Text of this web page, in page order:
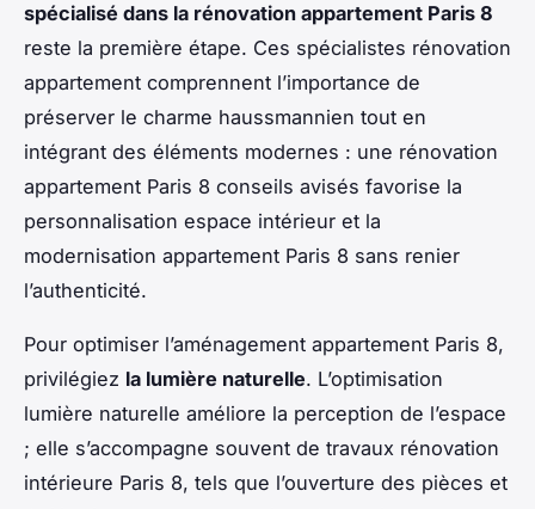
spécialisé dans la rénovation appartement Paris 8
reste la première étape. Ces spécialistes rénovation
appartement comprennent l’importance de
préserver le charme haussmannien tout en
intégrant des éléments modernes : une rénovation
appartement Paris 8 conseils avisés favorise la
personnalisation espace intérieur et la
modernisation appartement Paris 8 sans renier
l’authenticité.
Pour optimiser l’aménagement appartement Paris 8,
privilégiez la lumière naturelle. L’optimisation
lumière naturelle améliore la perception de l’espace
; elle s’accompagne souvent de travaux rénovation
intérieure Paris 8, tels que l’ouverture des pièces et